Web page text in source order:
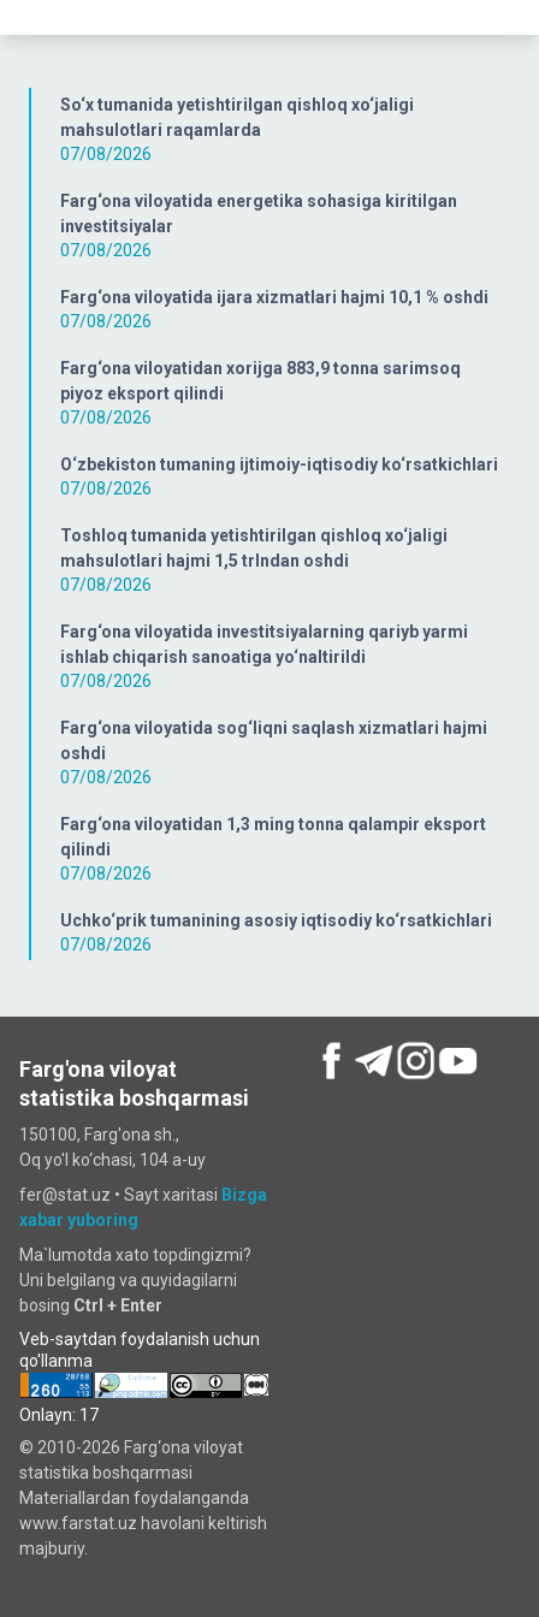
So‘x tumanida yetishtirilgan qishloq xo‘jaligi
mahsulotlari raqamlarda
07/08/2026
Farg‘ona viloyatida energetika sohasiga kiritilgan
investitsiyalar
07/08/2026
Farg‘ona viloyatida ijara xizmatlari hajmi 10,1 % oshdi
07/08/2026
Farg‘ona viloyatidan xorijga 883,9 tonna sarimsoq
piyoz eksport qilindi
07/08/2026
O‘zbekiston tumaning ijtimoiy-iqtisodiy ko‘rsatkichlari
07/08/2026
Toshloq tumanida yetishtirilgan qishloq xo‘jaligi
mahsulotlari hajmi 1,5 trlndan oshdi
07/08/2026
Farg‘ona viloyatida investitsiyalarning qariyb yarmi
ishlab chiqarish sanoatiga yo‘naltirildi
07/08/2026
Farg‘ona viloyatida sog‘liqni saqlash xizmatlari hajmi
oshdi
07/08/2026
Farg‘ona viloyatidan 1,3 ming tonna qalampir eksport
qilindi
07/08/2026
Uchko‘prik tumanining asosiy iqtisodiy ko‘rsatkichlari
07/08/2026
Farg'ona viloyat
statistika boshqarmasi
150100, Farg'ona sh.,
Oq yo'l ko‘chаsi, 104 a-uy
fer@stat.uz • Sayt xaritasi Bizga
xabar yuboring
Ma`lumotda xato topdingizmi?
Uni belgilang va quyidagilarni
bosing Ctrl + Enter
Veb-saytdan foydalanish uchun
qo'llanma
Onlayn: 17
© 2010-2026 Farg‘ona viloyat
statistika boshqarmasi
Materiallardan foydalanganda
www.farstat.uz havolani keltirish
majburiy.